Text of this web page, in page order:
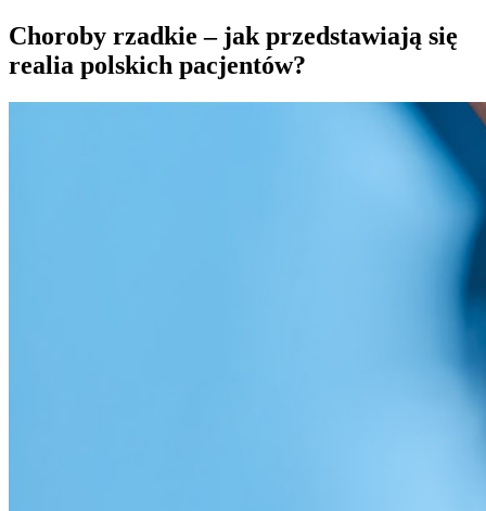
Choroby rzadkie – jak przedstawiają się
realia polskich pacjentów?